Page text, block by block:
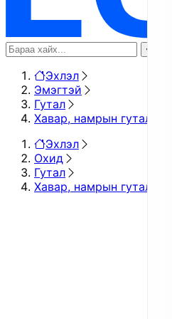
Эхлэл
Эмэгтэй
Гутал
Хавар, намрын гутал
Эхлэл
Охид
Гутал
Хавар, намрын гутал